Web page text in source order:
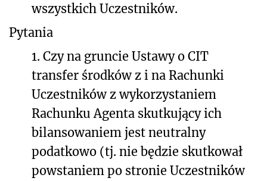
wszystkich Uczestników.
Pytania
1. Czy na gruncie Ustawy o CIT
transfer środków z i na Rachunki
Uczestników z wykorzystaniem
Rachunku Agenta skutkujący ich
bilansowaniem jest neutralny
podatkowo (tj. nie będzie skutkował
powstaniem po stronie Uczestników